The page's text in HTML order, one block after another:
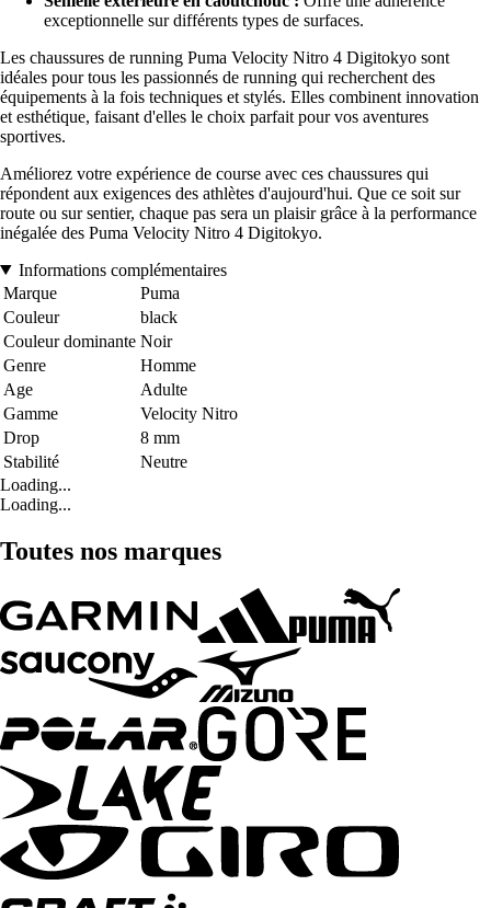
exceptionnelle sur différents types de surfaces.
Les chaussures de running Puma Velocity Nitro 4 Digitokyo sont
idéales pour tous les passionnés de running qui recherchent des
équipements à la fois techniques et stylés. Elles combinent innovation
et esthétique, faisant d'elles le choix parfait pour vos aventures
sportives.
Améliorez votre expérience de course avec ces chaussures qui
répondent aux exigences des athlètes d'aujourd'hui. Que ce soit sur
route ou sur sentier, chaque pas sera un plaisir grâce à la performance
inégalée des Puma Velocity Nitro 4 Digitokyo.
Informations complémentaires
Marque
Puma
Couleur
black
Couleur dominante Noir
Genre
Homme
Age
Adulte
Gamme
Velocity Nitro
Drop
8 mm
Stabilité
Neutre
Loading...
Loading...
Toutes nos marques